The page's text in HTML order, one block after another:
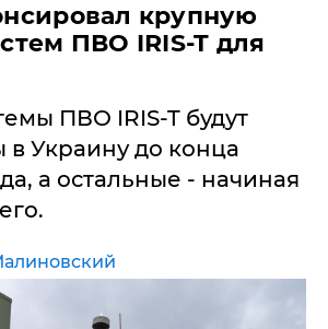
крупную
ПВО IRIS-T для
ПВО IRIS-T будут
в Украину до конца
а остальные - начиная